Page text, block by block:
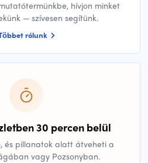
hívjon minket
— szívesen segítünk.
rólunk
30 percen belül
és pillanatok alatt átveheti a
vagy Pozsonyban.